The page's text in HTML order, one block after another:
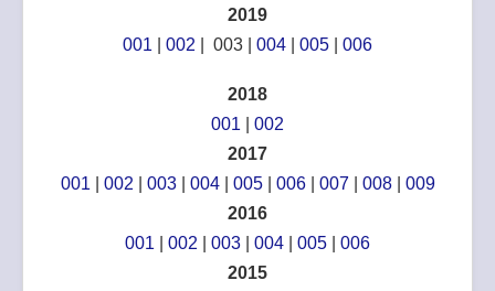
2019
001
002 | 003 | 004 005 006
2018
001
002
2017
001
002 003| 004| 005| 006| 007 008| 009
2016
001
002 003 004 005
006
2015